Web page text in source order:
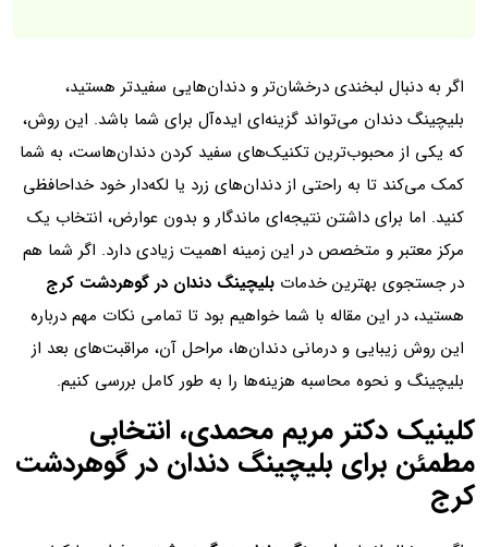
اگر به دنبال لبخندی درخشان‌تر و دندان‌هایی سفیدتر هستید،
بلیچینگ دندان می‌تواند گزینه‌ای ایده‌آل برای شما باشد. این روش،
که یکی از محبوب‌ترین تکنیک‌های سفید کردن دندان‌هاست، به شما
کمک می‌کند تا به راحتی از دندان‌های زرد یا لکه‌دار خود خداحافظی
کنید. اما برای داشتن نتیجه‌ای ماندگار و بدون عوارض، انتخاب یک
مرکز معتبر و متخصص در این زمینه اهمیت زیادی دارد. اگر شما هم
در جستجوی بهترین خدمات بلیچینگ دندان در گوهردشت کرج
هستید، در این مقاله با شما خواهیم بود تا تمامی نکات مهم درباره
این روش زیبایی و درمانی دندان‌ها، مراحل آن، مراقبت‌های بعد از
بلیچینگ و نحوه محاسبه هزینه‌ها را به طور کامل بررسی کنیم.
کلینیک دکتر مریم محمدی، انتخابی
مطمئن برای بلیچینگ دندان در گوهردشت
کرج